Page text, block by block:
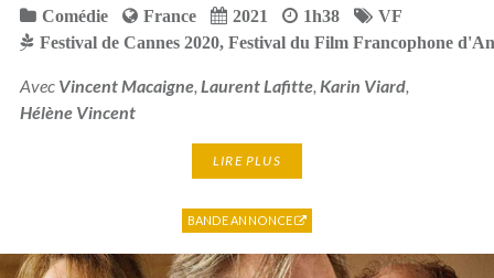
Comédie France 2021 1h38
VF
Festival de Cannes 2020, Festival du Film Francophone
Avec Vincent Macaigne, Laurent Lafitte, Karin Viard,
Hélène Vincent
LIRE PLUS
BANDE ANNONCE